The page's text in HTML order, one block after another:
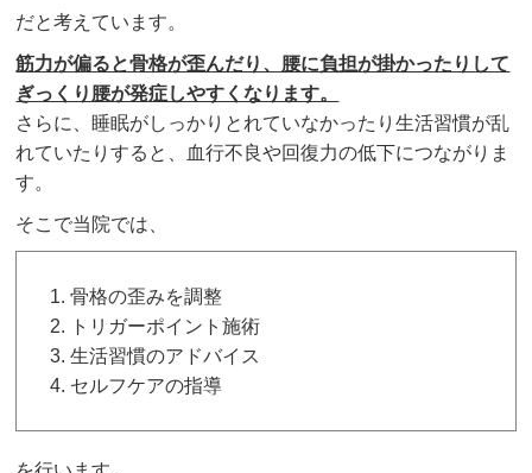
だと考えています。
筋力が偏ると骨格が歪んだり、腰に負担が掛かったりして
ぎっくり腰が発症しやすくなります。
さらに、睡眠がしっかりとれていなかったり生活習慣が乱
れていたりすると、血行不良や回復力の低下につながりま
す。
そこで当院では、
骨格の歪みを調整
トリガーポイント施術
生活習慣のアドバイス
セルフケアの指導